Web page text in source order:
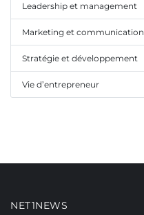
Leadership et management
Marketing et communication
Stratégie et développement
Vie d’entrepreneur
NET1NEWS